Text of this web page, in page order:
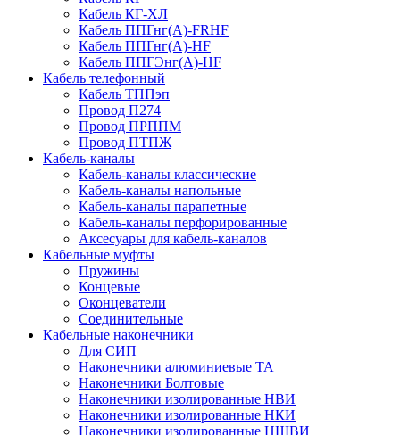
Кабель КГ-ХЛ
Кабель ППГнг(А)-FRHF
Кабель ППГнг(А)-HF
Кабель ППГЭнг(А)-HF
Кабель телефонный
Кабель ТППэп
Провод П274
Провод ПРППМ
Провод ПТПЖ
Кабель-каналы
Кабель-каналы классические
Кабель-каналы напольные
Кабель-каналы парапетные
Кабель-каналы перфорированные
Аксесуары для кабель-каналов
Кабельные муфты
Пружины
Концевые
Оконцеватели
Соединительные
Кабельные наконечники
Для СИП
Наконечники алюминиевые ТА
Наконечники Болтовые
Наконечники изолированные НВИ
Наконечники изолированные НКИ
Наконечники изолированные НШВИ